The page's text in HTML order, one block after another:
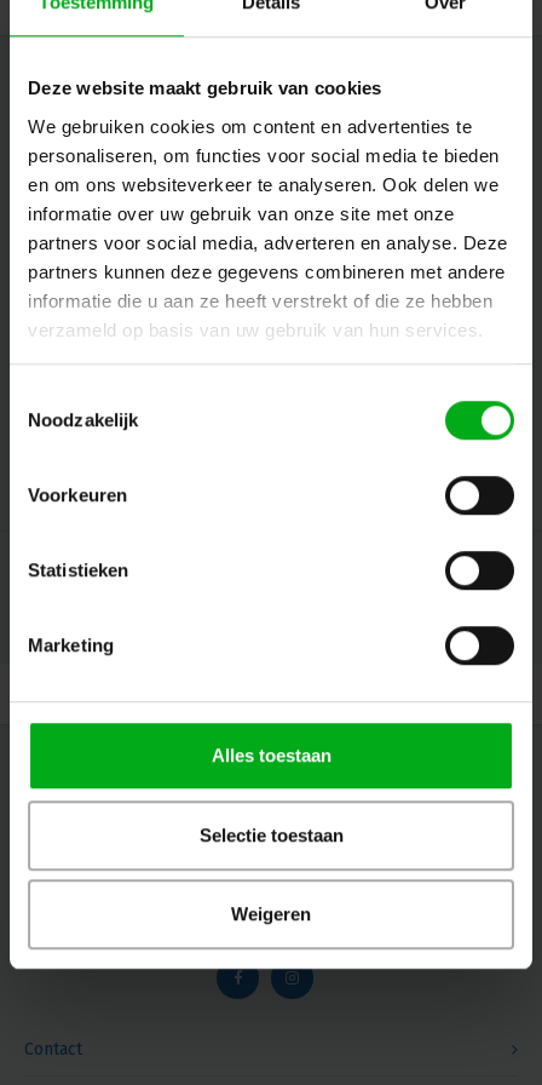
Deze website maakt gebruik van cookies
We gebruiken cookies om content en advertenties te
personaliseren, om functies voor social media te bieden
en om ons websiteverkeer te analyseren. Ook delen we
informatie over uw gebruik van onze site met onze
partners voor social media, adverteren en analyse. Deze
partners kunnen deze gegevens combineren met andere
informatie die u aan ze heeft verstrekt of die ze hebben
verzameld op basis van uw gebruik van hun services.
Noodzakelijk
Voorkeuren
Statistieken
Marketing
Alles toestaan
Selectie toestaan
Weigeren
Contact
Newsletter
Get the latest updates, news and product offers via email
Follow us
Customer service
© Copyright 2026 Megalight sa/nv - Theme by Shopmonkey
Contact
Follow us